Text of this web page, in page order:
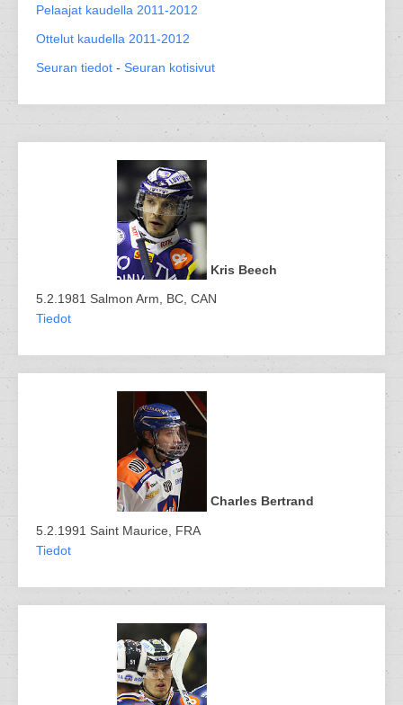
Pelaajat kaudella 2011-2012
Ottelut kaudella 2011-2012
Seuran tiedot - Seuran kotisivut
Kris Beech
5.2.1981 Salmon Arm, BC, CAN
Tiedot
Charles Bertrand
5.2.1991 Saint Maurice, FRA
Tiedot